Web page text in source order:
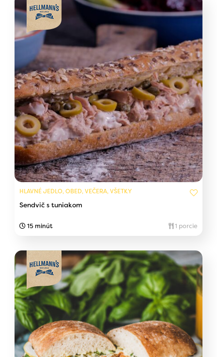
HLAVNÉ JEDLO, OBED, VEČERA, VŠETKY
Sendvič s tuniakom
15 minút 1 porcie